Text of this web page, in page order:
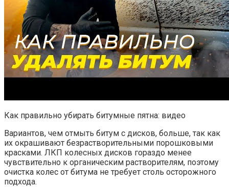
Как правильно убирать битумные пятна: видео
Вариантов, чем отмыть битум с дисков, больше, так как
их окрашивают безрастворительными порошковыми
красками. ЛКП колесных дисков гораздо менее
чувствительно к органическим растворителям, поэтому
очистка колес от битума не требует столь осторожного
подхода.